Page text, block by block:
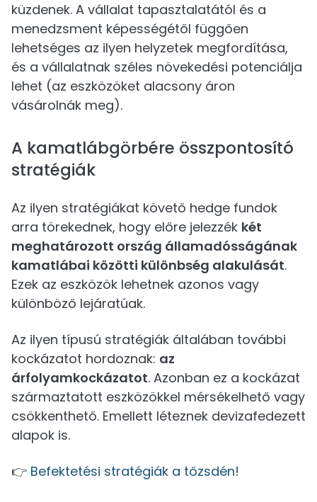
küzdenek. A vállalat tapasztalatától és a
menedzsment képességétől függően
lehetséges az ilyen helyzetek megfordítása,
és a vállalatnak széles növekedési potenciálja
lehet (az eszközöket alacsony áron
vásárolnák meg).
A kamatlábgörbére összpontosító
stratégiák
Az ilyen stratégiákat követő hedge fundok
arra törekednek, hogy előre jelezzék két
meghatározott ország államadósságának
kamatlábai közötti különbség alakulását.
Ezek az eszközök lehetnek azonos vagy
különböző lejáratúak.
Az ilyen típusú stratégiák általában további
kockázatot hordoznak: az
árfolyamkockázatot. Azonban ez a kockázat
származtatott eszközökkel mérsékelhető vagy
csökkenthető. Emellett léteznek devizafedezett
alapok is.
👉 Befektetési stratégiák a tőzsdén!